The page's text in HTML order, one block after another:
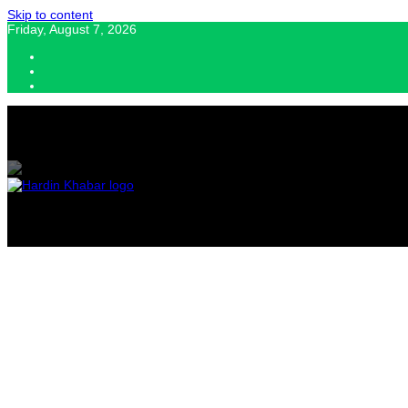
Skip to content
Friday, August 7, 2026